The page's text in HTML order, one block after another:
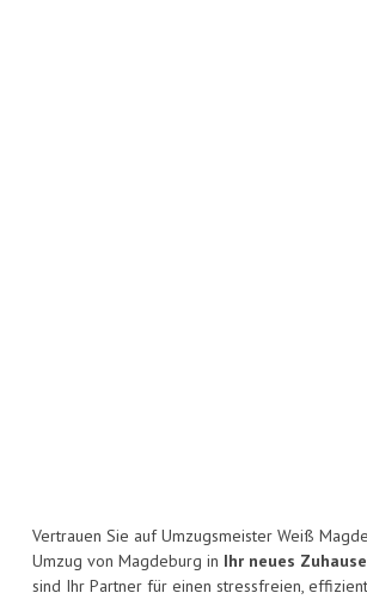
Vertrauen Sie auf Umzugsmeister Weiß
Umzug von Magdeburg in Ihr neues
sind Ihr Partner für einen stressfreien,